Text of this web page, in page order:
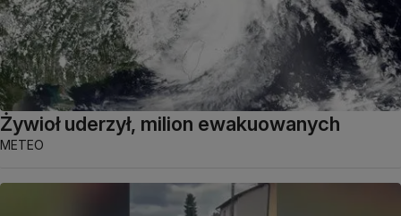
Żywioł uderzył, milion ewakuowanych
METEO